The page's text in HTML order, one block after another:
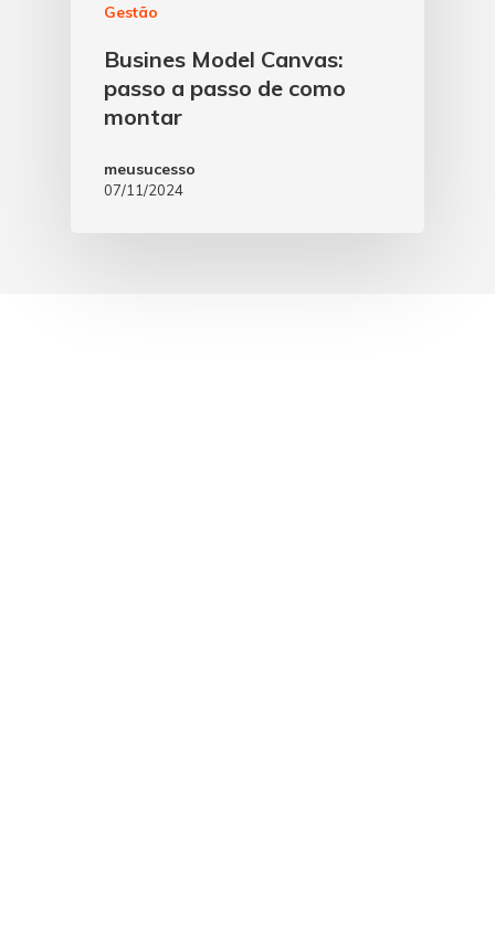
Gestão
Busines Model Canvas:
passo a passo de como
montar
meusucesso
07/11/2024